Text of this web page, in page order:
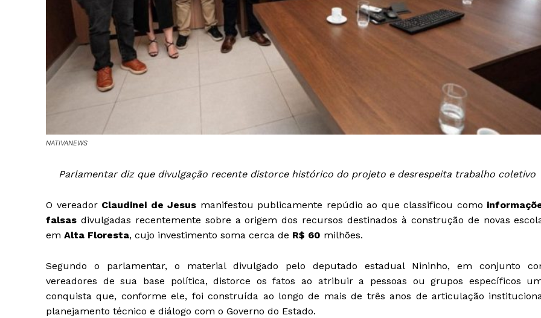
NATIVANEWS
Parlamentar diz que divulgação recente distorce histórico do projeto e desrespeita trabalho coletivo
O vereador Claudinei de Jesus manifestou publicamente repúdio ao que classificou como
falsas divulgadas recentemente sobre a origem dos recursos destinados à construção de novas
em Alta Floresta, cujo investimento soma cerca de R$ 60 milhões.
Segundo o parlamentar, o material divulgado pelo deputado estadual Nininho, em conjunto
vereadores de sua base política, distorce os fatos ao atribuir a pessoas ou grupos específicos
conquista que, conforme ele, foi construída ao longo de mais de três anos de articulação
planejamento técnico e diálogo com o Governo do Estado.